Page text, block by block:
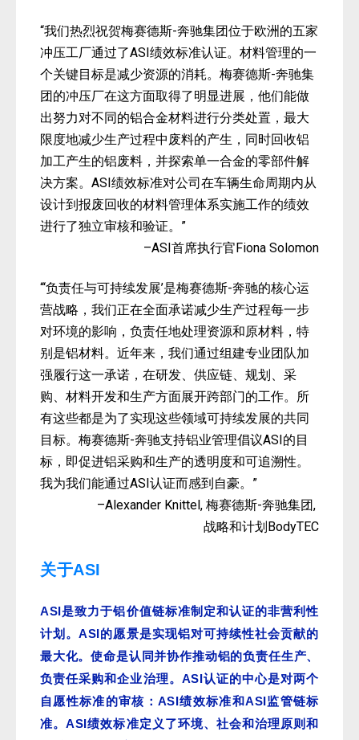
“我们热烈祝贺梅赛德斯-奔驰集团位于欧洲的五家
冲压工厂通过了ASI绩效标准认证。材料管理的一
个关键目标是减少资源的消耗。梅赛德斯-奔驰集
团的冲压厂在这方面取得了明显进展，他们能做
出努力对不同的铝合金材料进行分类处置，最大
限度地减少生产过程中废料的产生，同时回收铝
加工产生的铝废料，并探索单一合金的零部件解
决方案。ASI绩效标准对公司在车辆生命周期内从
设计到报废回收的材料管理体系实施工作的绩效
进行了独立审核和验证。”
–ASI首席执行官Fiona Solomon
“‘负责任与可持续发展’是梅赛德斯-奔驰的核心运
营战略，我们正在全面承诺减少生产过程每一步
对环境的影响，负责任地处理资源和原材料，特
别是铝材料。近年来，我们通过组建专业团队加
强履行这一承诺，在研发、供应链、规划、采
购、材料开发和生产方面展开跨部门的工作。所
有这些都是为了实现这些领域可持续发展的共同
目标。梅赛德斯-奔驰支持铝业管理倡议ASI的目
标，即促进铝采购和生产的透明度和可追溯性。
我为我们能通过ASI认证而感到自豪。”
–Alexander Knittel, 梅赛德斯-奔驰集团,
战略和计划BodyTEC
关于ASI
ASI是致力于铝价值链标准制定和认证的非营利性
计划。ASI的愿景是实现铝对可持续性社会贡献的
最大化。使命是认同并协作推动铝的负责任生产、
负责任采购和企业治理。 ASI认证的中心是对两个
自愿性标准的审核： ASI绩效标准和ASI监管链标
准。ASI绩效标准定义了环境、社会和治理原则和